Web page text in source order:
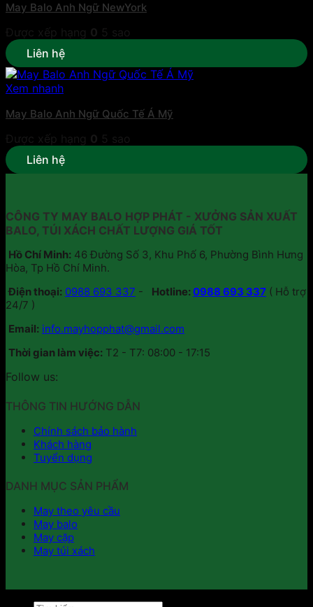
May Balo Anh Ngữ NewYork
Liên hệ
Xem nhanh
May Balo Anh Ngữ Quốc Tế Á Mỹ
Liên hệ
CÔNG TY MAY BALO HỢP PHÁT - XƯỞNG SẢN XUẤT
BALO, TÚI XÁCH CHẤT LƯỢNG GIÁ TỐT
Hồ Chí Minh: 46 Đường Số 3, Khu Phố 6, Phường Bình Hưng
Hòa, Tp Hồ Chí Minh.
Điện thoại: 0988 693 337 - Hotline:0988 693 337 ( Hỗ trợ
24/7 )
Email: info.mayhopphat@gmail.com
Thời gian làm việc: T2 - T7: 08:00 - 17:15
Follow us:
THÔNG TIN HƯỚNG DẪN
Chính sách bảo hành
Khách hàng
Tuyển dụng
DANH MỤC SẢN PHẨM
May theo yêu cầu
May balo
May cặp
May túi xách